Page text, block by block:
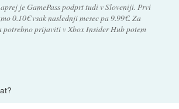
je GamePass podprt tudi v Sloveniji. Prvi
0.10€ vsak naslednji mesec pa 9.99€. Za
potrebno prijaviti v Xbox Insider Hub potem